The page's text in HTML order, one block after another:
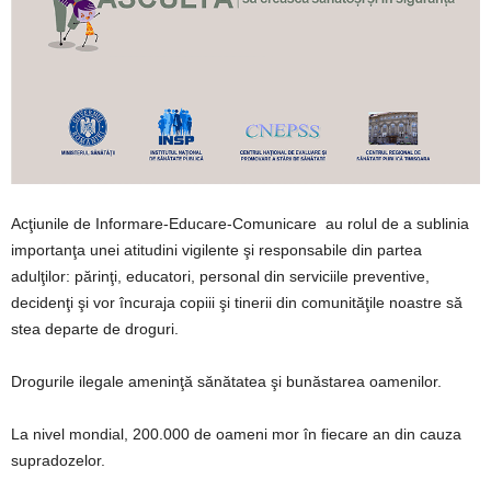
Acţiunile de Informare-Educare-Comunicare au rolul de a sublinia
importanţa unei atitudini vigilente şi responsabile din partea
adulţilor: părinţi, educatori, personal din serviciile preventive,
decidenţi şi vor încuraja copiii şi tinerii din comunităţile noastre să
stea departe de droguri.
Drogurile ilegale ameninţă sănătatea şi bunăstarea oamenilor.
La nivel mondial, 200.000 de oameni mor în fiecare an din cauza
supradozelor.